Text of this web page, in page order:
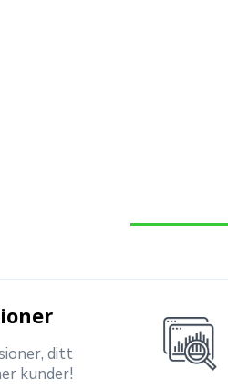
ditt
kunder!